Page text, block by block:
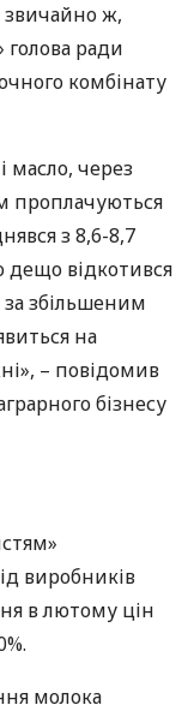
звичайно ж,
голова ради
комбінату
масло, через
проплачуються
з 8,6-8,7
дещо відкотився
збільшеним
на
– повідомив
бізнесу
виробників
в лютому цін
молока